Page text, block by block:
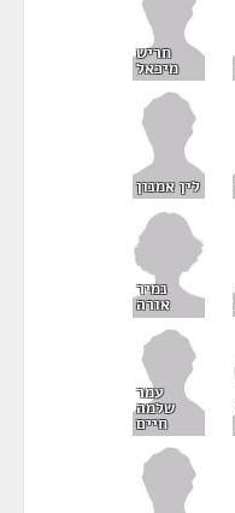
חריש
מיכאל
לין אמנון
נמיר
אורה
עמר
שלמה
חיים